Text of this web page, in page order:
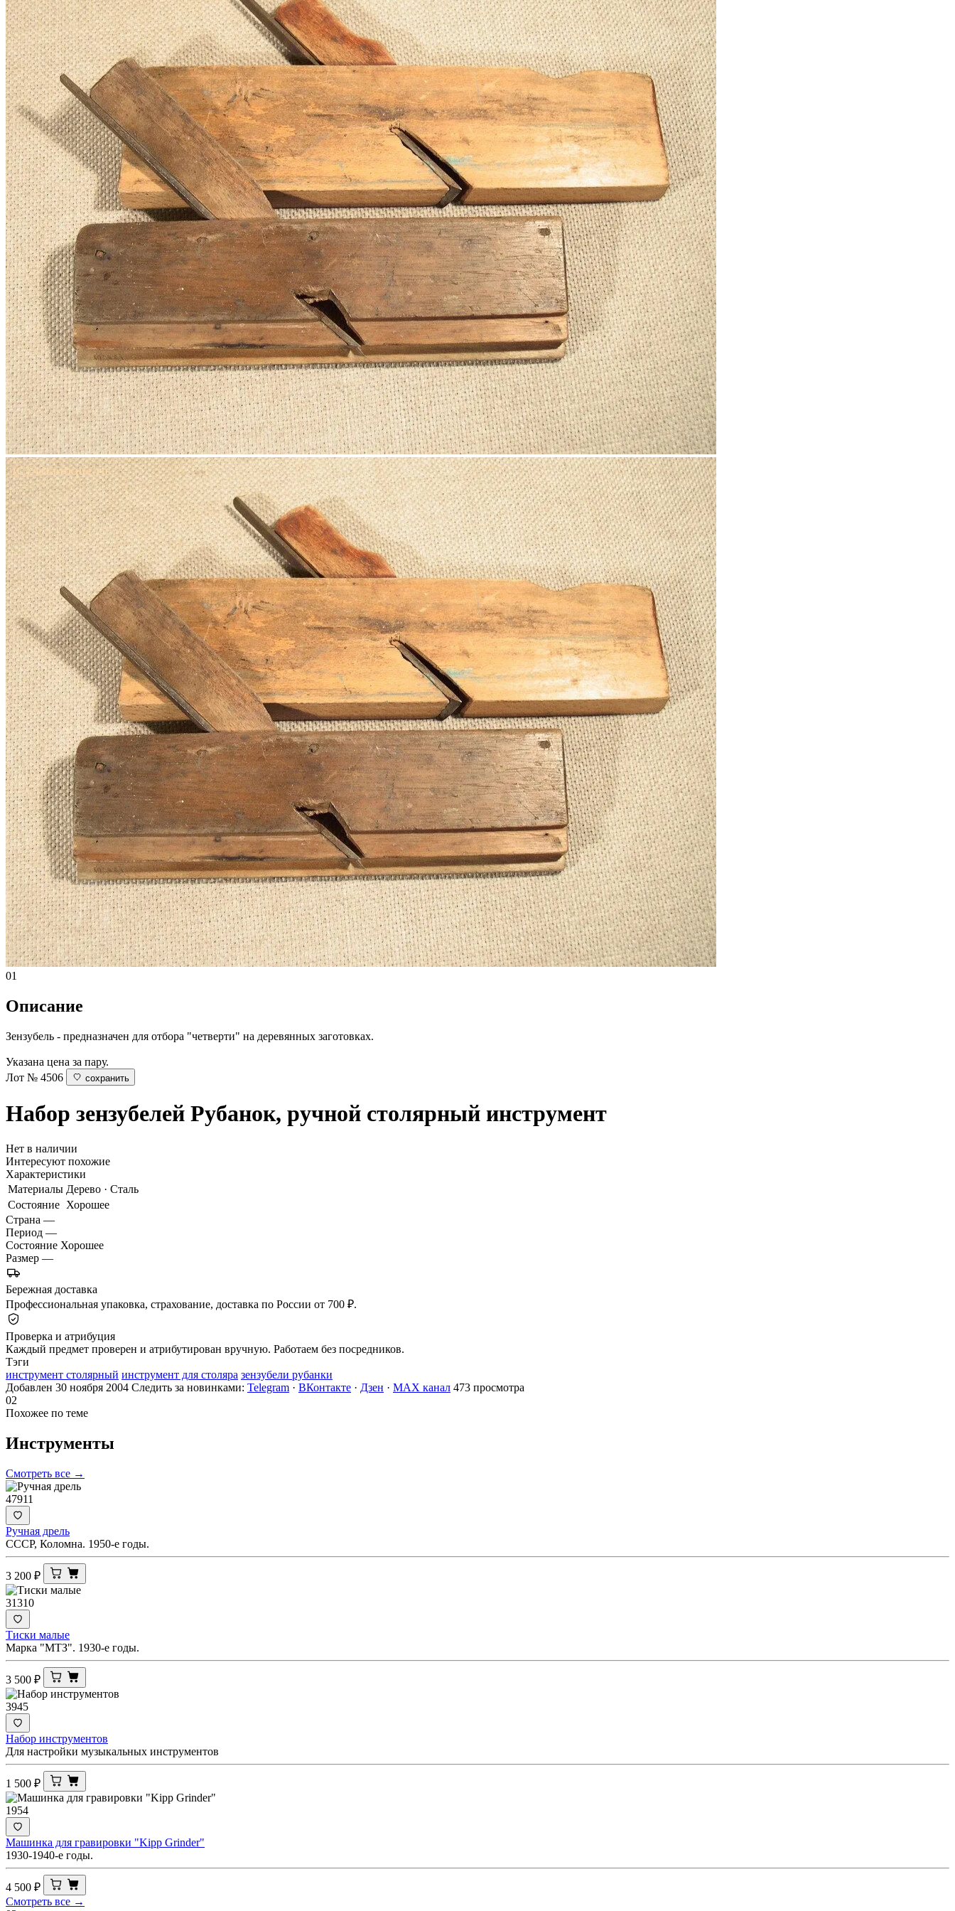
01
Описание
Зензубель - предназначен для отбора "четверти" на деревянных заготовках.
Указана цена за пару.
Лот № 4506
сохранить
Набор зензубелей Рубанок, ручной столярный инструмент
Нет в наличии
Интересуют похожие
Характеристики
Материалы Дерево · Сталь
Состояние Хорошее
Страна —
Период —
Состояние Хорошее
Размер —
Бережная доставка
Профессиональная упаковка, страхование, доставка по России от 700 ₽.
Проверка и атрибуция
Каждый предмет проверен и атрибутирован вручную. Работаем без посредников.
Тэги
инструмент столярный инструмент для столяра зензубели рубанки
Добавлен 30 ноября 2004 Следить за новинками: Telegram · ВКонтакте · Дзен · MAX канал 473 просмотра
02
Похожее по теме
Инструменты
Смотреть все →
47911
Ручная дрель
СССР, Коломна. 1950-е годы.
3 200 ₽
31310
Тиски малые
Марка "МТЗ". 1930-е годы.
3 500 ₽
3945
Набор инструментов
Для настройки музыкальных инструментов
1 500 ₽
1954
Машинка для гравировки "Kipp Grinder"
1930-1940-е годы.
4 500 ₽
Смотреть все →